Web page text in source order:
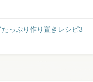
っぷり作り置きレシピ3